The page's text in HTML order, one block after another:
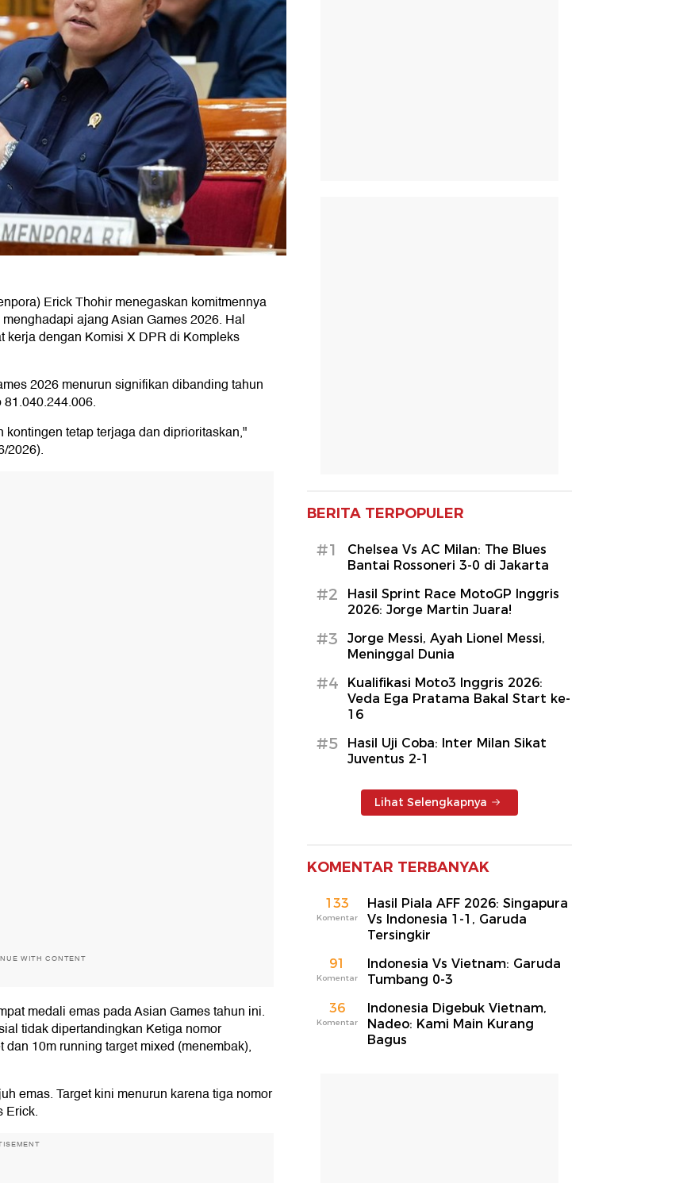
Erick Thohir menegaskan komitmennya
ajang Asian Games 2026. Hal
kerja dengan Komisi X DPR di Kompleks
2026 menurun signifikan dibanding tahun
tetap terjaga dan diprioritaskan,"
2026).
WITH CONTENT
medali emas pada Asian Games tahun ini.
tidak dipertandingkan Ketiga nomor
10m running target mixed (menembak),
emas. Target kini menurun karena tiga nomor
Erick.
BERITA TERPOPULER
#1
Chelsea Vs AC Milan: The Blues
Bantai Rossoneri 3-0 di Jakarta
#2
Hasil Sprint Race MotoGP Inggris
2026: Jorge Martin Juara!
#3
Jorge Messi, Ayah Lionel Messi,
Meninggal Dunia
#4
Kualifikasi Moto3 Inggris 2026:
Veda Ega Pratama Bakal Start ke-
16
#5
Hasil Uji Coba: Inter Milan Sikat
Juventus 2-1
Lihat Selengkapnya
KOMENTAR TERBANYAK
133
Komentar
Hasil Piala AFF 2026: Singapura
Vs Indonesia 1-1, Garuda
Tersingkir
91
Komentar
Indonesia Vs Vietnam: Garuda
Tumbang 0-3
36
Komentar
Indonesia Digebuk Vietnam,
Nadeo: Kami Main Kurang
Bagus